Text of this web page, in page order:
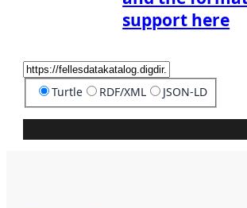
support here
Turtle RDF/XML JSON-LD